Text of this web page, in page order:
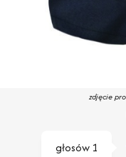
zdjęcie
głosów 1